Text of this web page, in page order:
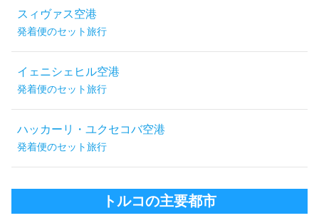
スィヴァス空港
発着便のセット旅行
イェニシェヒル空港
発着便のセット旅行
ハッカーリ・ユクセコバ空港
発着便のセット旅行
トルコの主要都市